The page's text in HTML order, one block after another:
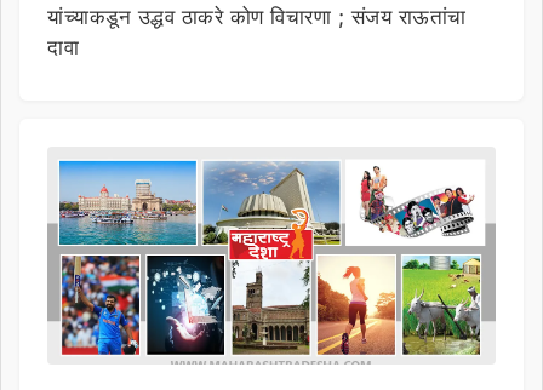
यांच्याकडून उद्धव ठाकरे कोण विचारणा ; संजय राऊतांचा
दावा